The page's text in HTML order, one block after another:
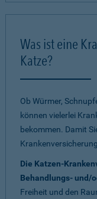
Was ist eine
Katze?
Ob Würmer,
können vielerlei
bekommen. Damit
Die Katzen-
Behandlungs- und/
Freiheit und den